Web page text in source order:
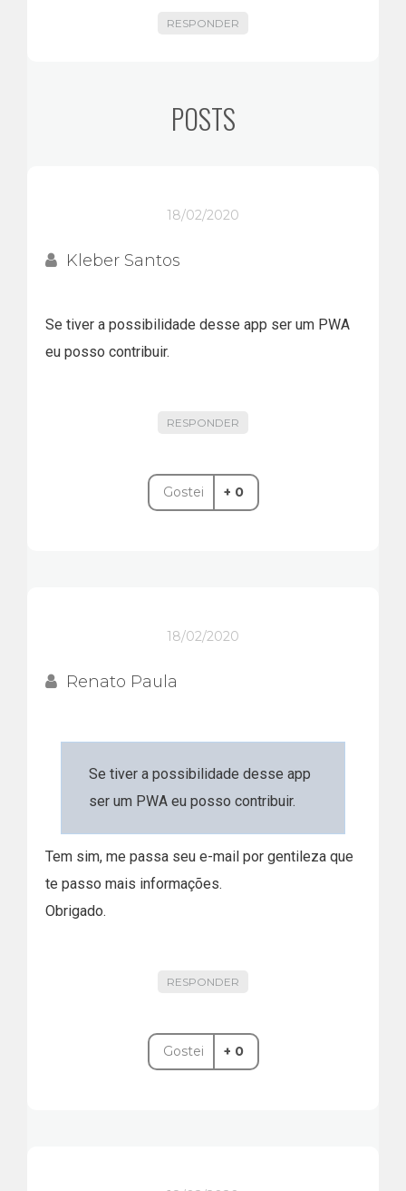
RESPONDER
POSTS
18/02/2020
Kleber Santos
Se tiver a possibilidade desse app ser um PWA
eu posso contribuir.
RESPONDER
Gostei + 0
18/02/2020
Renato Paula
Se tiver a possibilidade desse app
ser um PWA eu posso contribuir.
Tem sim, me passa seu e-mail por gentileza que
te passo mais informações.
Obrigado.
RESPONDER
Gostei + 0